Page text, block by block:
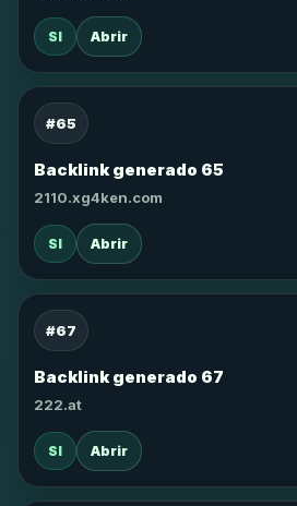
SI Abrir
#65
Backlink generado 65
2110.xg4ken.com
SI Abrir
#67
Backlink generado 67
222.at
SI Abrir